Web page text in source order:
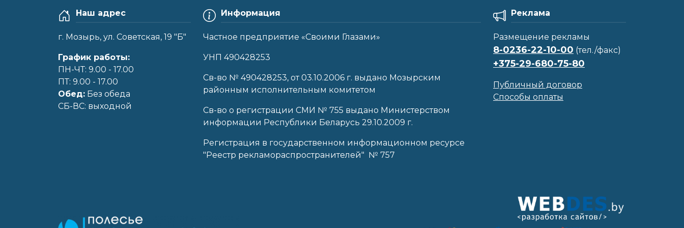
Наш адрес
г. Мозырь, ул. Советская, 19 "Б"
График работы:
ПН-ЧТ: 9.00 - 17.00
ПТ: 9.00 - 17.00
Обед: Без обеда
CБ-ВС: выходной
Информация
Частное предприятие «Своими Глазами»
УНП 490428253
Cв-во № 490428253, от 03.10.2006 г. выдано Мозырским
районным исполнительным комитетом
Св-во о регистрации СМИ № 755 выдано Министерством
информации Республики Беларусь 29.10.2009 г.
Регистрация в государственном информационном ресурсе
"Реестр рекламораспространителей" № 757
Реклама
Размещение рекламы
8-0236-22-10-00 (тел./факс)
+375-29-680-75-80
Публичный договор
Способы оплаты